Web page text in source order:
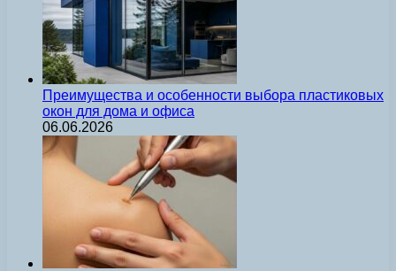
Преимущества и особенности выбора пластиковых
окон для дома и офиса
06.06.2026